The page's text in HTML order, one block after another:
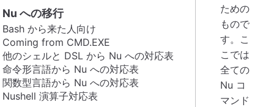
Nu への移行
Bash から来た人向け
Coming from CMD.EXE
他のシェルと DSL から Nu への対応表
命令形言語から Nu への対応表
関数型言語から Nu への対応表
Nushell 演算子対応表
ための
もので
す。こ
こでは
全ての
Nu コ
マンド